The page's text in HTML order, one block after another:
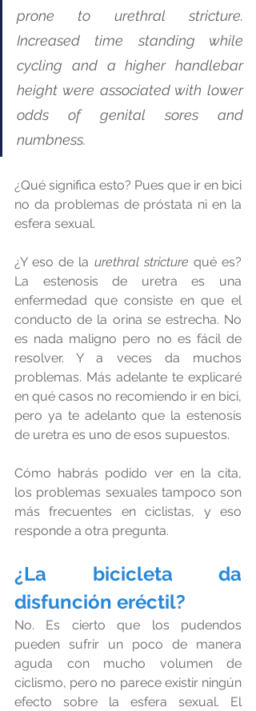
prone to urethral stricture.
Increased time standing while
cycling and a higher handlebar
height were associated with lower
odds of genital sores and
numbness.
¿Qué significa esto? Pues que ir en bici
no da problemas de próstata ni en la
esfera sexual.
¿Y eso de la urethral stricture qué es?
La estenosis de uretra es una
enfermedad que consiste en que el
conducto de la orina se estrecha. No
es nada maligno pero no es fácil de
resolver. Y a veces da muchos
problemas. Más adelante te explicaré
en qué casos no recomiendo ir en bici,
pero ya te adelanto que la estenosis
de uretra es uno de esos supuestos.
Cómo habrás podido ver en la cita,
los problemas sexuales tampoco son
más frecuentes en ciclistas, y eso
responde a otra pregunta.
¿La bicicleta da
disfunción eréctil?
No. Es cierto que los pudendos
pueden sufrir un poco de manera
aguda con mucho volumen de
ciclismo, pero no parece existir ningún
efecto sobre la esfera sexual. El